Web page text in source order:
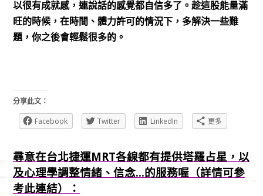
以很有成就感，連說話的感覺都自信多了。趁這股能量滿
旺的時候，在時間、體力許可的情況下，多解決一些難
題，你之後會輕鬆很多的。
分享此文：
Facebook
Twitter LinkedIn 更多
尋意在台北捷運MRT各線都有提供塔羅占星，以
及心理學調整情緒、信念...的服務喔（詳情可參
考此連結）：